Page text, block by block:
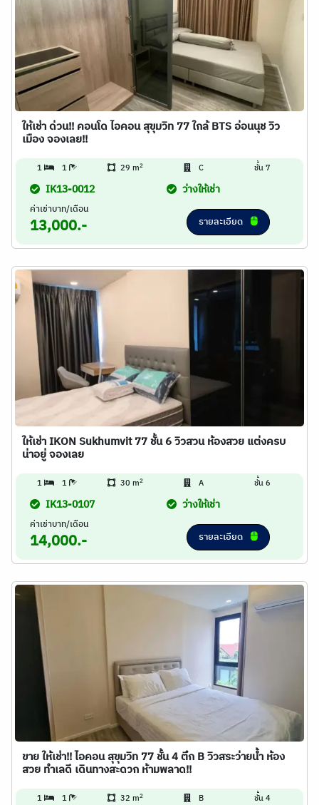
ให้เช่า ด่วน!! คอนโด ไอคอน สุขุมวิท 77 ใกล้ BTS อ่อนนุช วิว
เมือง จองเลย!!
1 1 29 m2 C ชั้น 7
IK13-0012 ว่างให้เช่า
ค่าเช่าบาท/เดือน
13,000.- รายละเอียด
ให้เช่า IKON Sukhumvit 77 ชั้น 6 วิวสวน ห้องสวย แต่งครบ
น่าอยู่ จองเลย
1 1 30 m2 A ชั้น 6
IK13-0107 ว่างให้เช่า
ค่าเช่าบาท/เดือน
14,000.- รายละเอียด
ขาย ให้เช่า!! ไอคอน สุขุมวิท 77 ชั้น 4 ตึก B วิวสระว่ายน้ำ ห้อง
สวย ทำเลดี เดินทางสะดวก ห้ามพลาด!!
1 1 32 m2 B ชั้น 4